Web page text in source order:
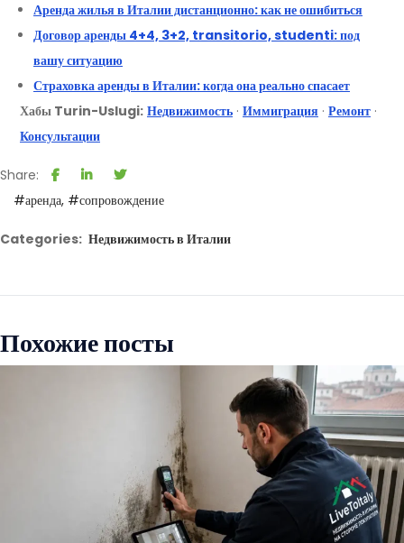
Аренда жилья в Италии дистанционно: как не ошибиться
Договор аренды 4+4, 3+2, transitorio, studenti: под
вашу ситуацию
Страховка аренды в Италии: когда она реально спасает
Хабы Turin-Uslugi: Недвижимость · Иммиграция · Ремонт ·
Консультации
Share:
#аренда #сопровождение
Categories: Недвижимость в Италии
Похожие посты